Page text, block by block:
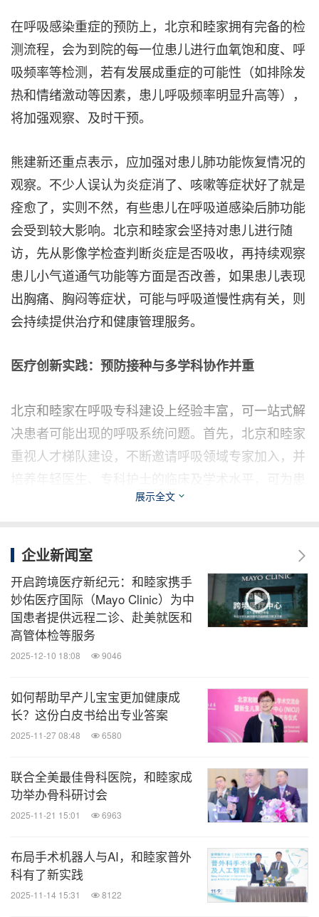
在呼吸感染重症的预防上，北京和睦家拥有完备的检
测流程，会为到院的每一位患儿进行血氧饱和度、呼
吸频率等检测，若有发展成重症的可能性（如排除发
热和情绪激动等因素，患儿呼吸频率明显升高等），
将加强观察、及时干预。
熊建新还重点表示，应加强对患儿肺功能恢复情况的
观察。不少人误认为炎症消了、咳嗽等症状好了就是
痊愈了，实则不然，有些患儿在呼吸道感染后肺功能
会受到较大影响。北京和睦家会坚持对患儿进行随
访，先从影像学检查判断炎症是否吸收，再持续观察
患儿小气道通气功能等方面是否改善，如果患儿表现
出胸痛、胸闷等症状，可能与呼吸道慢性病有关，则
会持续提供治疗和健康管理服务。
医疗创新实践：预防接种与多学科协作并重
北京和睦家在呼吸专科建设上经验丰富，可一站式解
决患者可能出现的呼吸系统问题。首先，北京和睦家
重视人才梯队建设，不断邀请呼吸领域专家加入，并
者提供接轨国际标准的诊疗服务。
同时，作为呼吸领域推动预防保健发展的先行者，北
京和睦家重视患者教育工作，呼吁高危人群通过接种
流感、肺炎球菌疫苗等方式进行主动预防，北京和睦
家也是尼塞韦单抗注射预防呼吸道合胞病毒感染的试
点医院之一。
设备，针对儿童乃至婴幼儿，可进行呼吸功能、过敏
原等全面检查。北京和睦家还不断引进创新药及先进
技术，在对难治性哮喘等呼吸领域"难题"的治疗上达
成了良好效果。为尽可能降低院内感染，北京和睦家
特设医院感染控制科并加强监测，通过严格实施手卫
生制度、呼吸道传染病患者入住负压病房等措施，避
在应对呼吸重症方面，北京和睦家特设了"紧急代
码"机制，当有重症患者入院时，专科医生、麻醉医
展示全文
企业新闻室
开启跨境医疗新纪元：和睦家携手
妙佑医疗国际（Mayo Clinic）为中
国患者提供远程二诊、赴美就医和
高管体检等服务
2025-12-10 18:08 9046
如何帮助早产儿宝宝更加健康成
长？这份白皮书给出专业答案
2025-11-27 08:48 6580
联合全美最佳骨科医院，和睦家成
功举办骨科研讨会
2025-11-21 15:01 6963
布局手术机器人与AI，和睦家普外
科有了新实践
2025-11-14 15:31 8122